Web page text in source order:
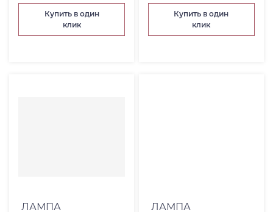
Купить в один
клик
Купить в один
клик
ЛАМПА
ЛАМПА